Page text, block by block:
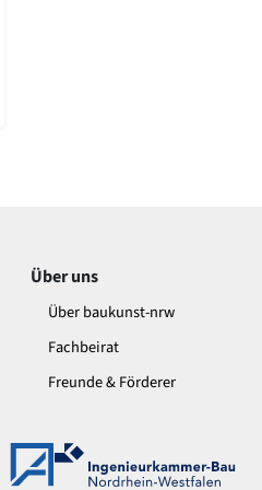
Über uns
Über baukunst-nrw
Fachbeirat
Freunde & Förderer